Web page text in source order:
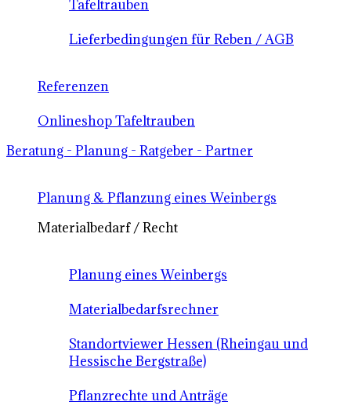
Tafeltrauben
Lieferbedingungen für Reben / AGB
Referenzen
Onlineshop Tafeltrauben
Beratung - Planung - Ratgeber - Partner
Planung & Pflanzung eines Weinbergs
Materialbedarf / Recht
Planung eines Weinbergs
Materialbedarfsrechner
Standortviewer Hessen (Rheingau und
Hessische Bergstraße)
Pflanzrechte und Anträge